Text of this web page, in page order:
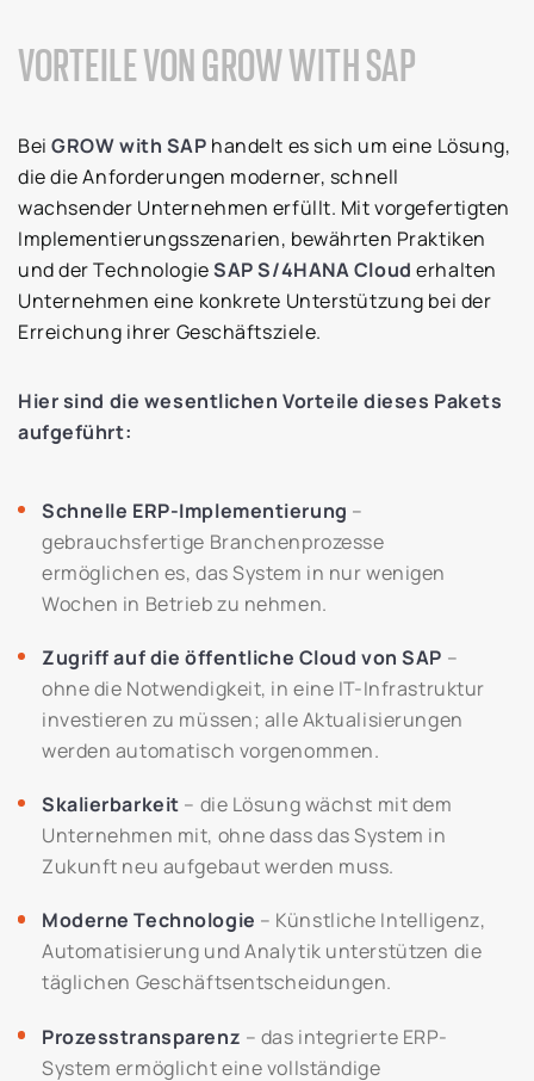
VORTEILE VON GROW WITH SAP
BeiGROW with SAP handelt es sich um eine Lösung,
die die Anforderungen moderner, schnell
wachsender Unternehmen erfüllt. Mit vorgefertigten
Implementierungsszenarien, bewährten Praktiken
und der TechnologieSAP S/4HANA Cloud erhalten
Unternehmen eine konkrete Unterstützung bei der
Erreichung ihrer Geschäftsziele.
Hier sind die wesentlichen Vorteile dieses Pakets
aufgeführt:
Schnelle ERP-Implementierung –
gebrauchsfertige Branchenprozesse
ermöglichen es, das System in nur wenigen
Wochen in Betrieb zu nehmen.
Zugriff auf die öffentliche Cloud von SAP –
ohne die Notwendigkeit, in eine IT-Infrastruktur
investieren zu müssen; alle Aktualisierungen
werden automatisch vorgenommen.
Skalierbarkeit – die Lösung wächst mit dem
Unternehmen mit, ohne dass das System in
Zukunft neu aufgebaut werden muss.
Moderne Technologie – Künstliche Intelligenz,
Automatisierung und Analytik unterstützen die
täglichen Geschäftsentscheidungen.
Prozesstransparenz – das integrierte ERP-
System ermöglicht eine vollständige